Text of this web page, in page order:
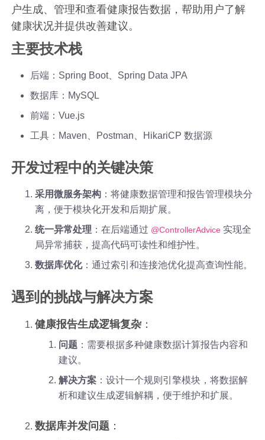
户生成、管理和查看健康报告数据，帮助用户了解
健康状况并提供改善建议。
主要技术栈
后端：Spring Boot、Spring Data JPA
数据库：MySQL
前端：Vue.js
工具：Maven、Postman、HikariCP 数据源
开发过程中的关键决策
采用微服务架构 ：将健康数据管理和报告管理模块分
离，便于模块化开发和后期扩展。
统一异常处理 ：在后端通过 @ControllerAdvice 实现全
局异常捕获，提高代码可读性和维护性。
数据库优化：通过索引和连接池优化提高查询性能。
遇到的挑战与解决方案
健康报告生成逻辑复杂 ：
问题 ：需要根据多种健康数据计算报告内容和
建议。
解决方案 ：设计一个规则引擎模块，将数据解
析和建议生成逻辑解耦，便于维护和扩展。
数据库并发问题 ：